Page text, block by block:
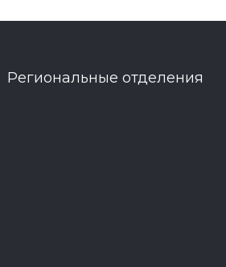
Региональные отделения